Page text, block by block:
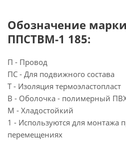
Обозначение
ППСТВМ-1 185:
П - Провод
ПС - Для подвижного состава
Т - Изоляция термоэластопласт
В - Оболочка - полимерный
М - Хладостойкий
1 - Используются для монтажа
перемещениях